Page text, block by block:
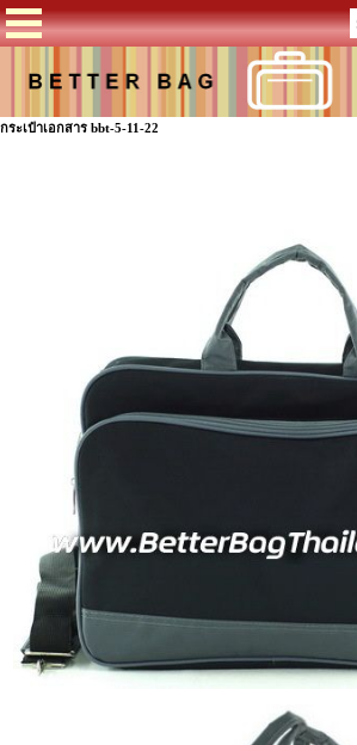
กระเป๋าเอกสาร bbt-5-11-22